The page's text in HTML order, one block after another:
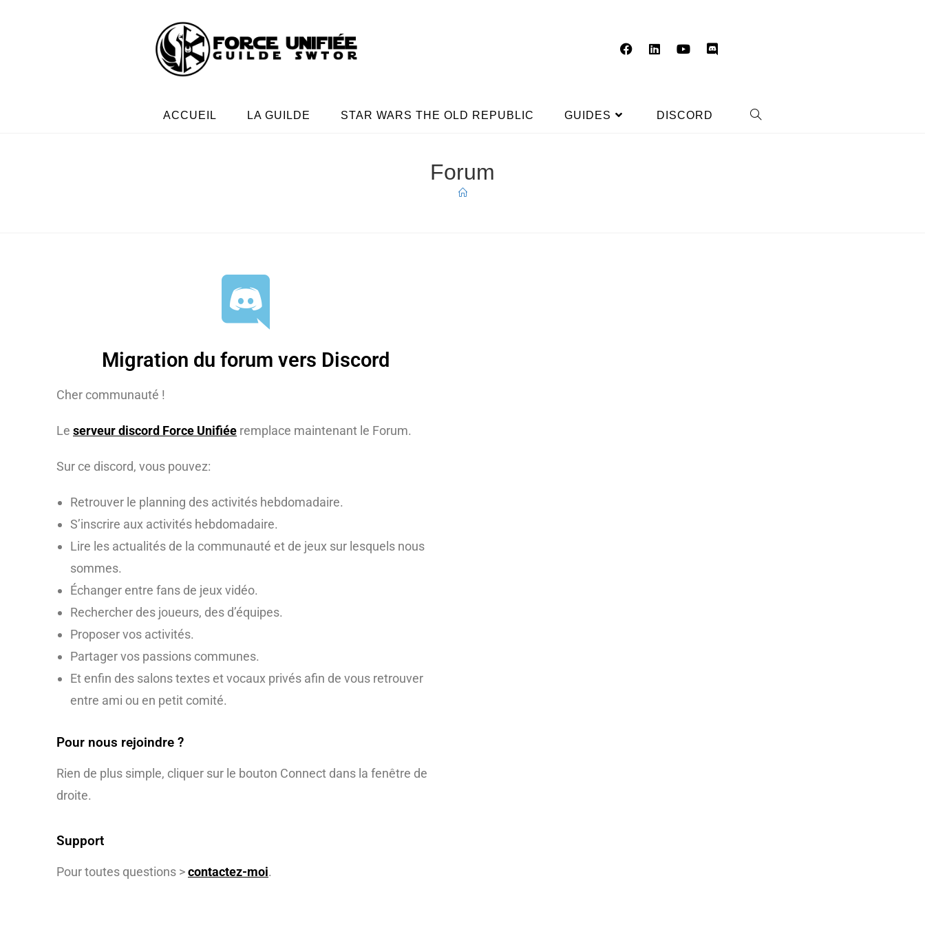
ACCUEIL LA GUILDE STAR WARS THE OLD REPUBLIC GUIDES DISCORD
Forum
Migration du forum vers Discord
Cher communauté !
Le serveur discord Force Unifiée remplace maintenant le Forum.
Sur ce discord, vous pouvez:
Retrouver le planning des activités hebdomadaire.
S’inscrire aux activités hebdomadaire.
Lire les actualités de la communauté et de jeux sur lesquels nous
sommes.
Échanger entre fans de jeux vidéo.
Rechercher des joueurs, des d’équipes.
Proposer vos activités.
Partager vos passions communes.
Et enfin des salons textes et vocaux privés afin de vous retrouver
entre ami ou en petit comité.
Pour nous rejoindre ?
Rien de plus simple, cliquer sur le bouton Connect dans la fenêtre de
droite.
Support
Pour toutes questions >contactez-moi.